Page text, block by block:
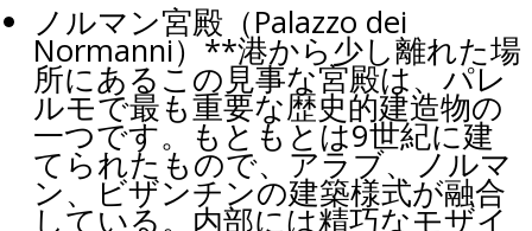
ノルマン宮殿（Palazzo dei
Normanni）**港から少し離れた場
所にあるこの見事な宮殿は、パレ
ルモで最も重要な歴史的建造物の
一つです。もともとは9世紀に建
てられたもので、アラブ、ノルマ
ン、ビザンチンの建築様式が融合
している。内部には精巧なモザイ